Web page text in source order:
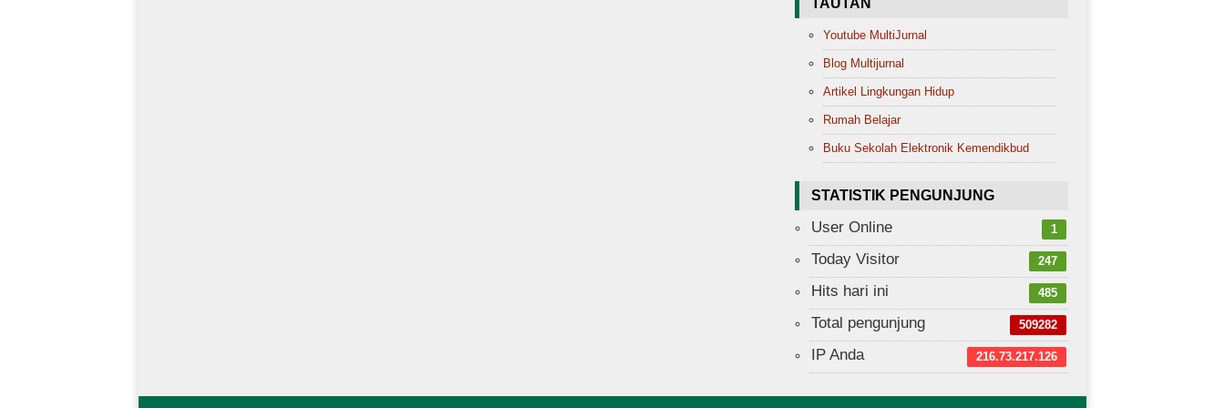
TAUTAN
Youtube MultiJurnal
Blog Multijurnal
Artikel Lingkungan Hidup
Rumah Belajar
Buku Sekolah Elektronik Kemendikbud
STATISTIK PENGUNJUNG
User Online 1
Today Visitor 247
Hits hari ini 485
Total pengunjung 509282
IP Anda 216.73.217.126